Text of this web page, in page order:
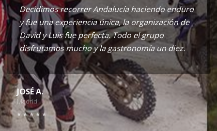
Decidimos recorrer Andalucía haciendo enduro
y fue una experiencia única, la organización de
David y Luis fue perfecta. Todo el grupo
disfrutamos mucho y la gastronomía un diez.
JOSÉ A.
Madrid